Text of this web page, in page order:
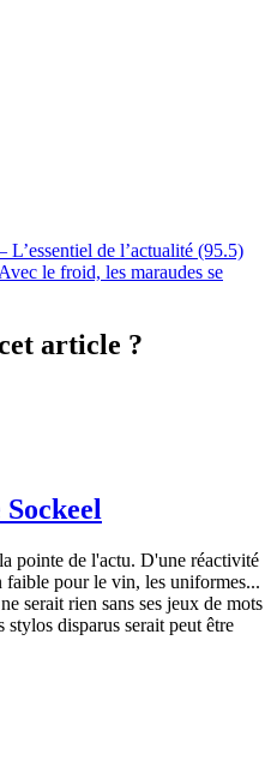
L’essentiel de l’actualité (95.5)
le froid, les maraudes se
article ?
pointe de l'actu. D'une réactivité
pour le vin, les uniformes...
serait rien sans ses jeux de mots
stylos disparus serait peut être